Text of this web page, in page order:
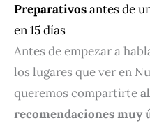
Preparativosantes de
en 15 días
Antes de empezar a
los lugares que ver en
queremos compartirte
recomendacionesmuy